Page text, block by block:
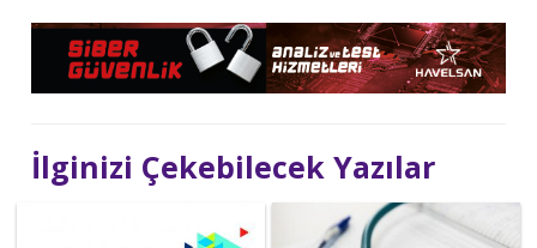
İlginizi Çekebilecek Yazılar